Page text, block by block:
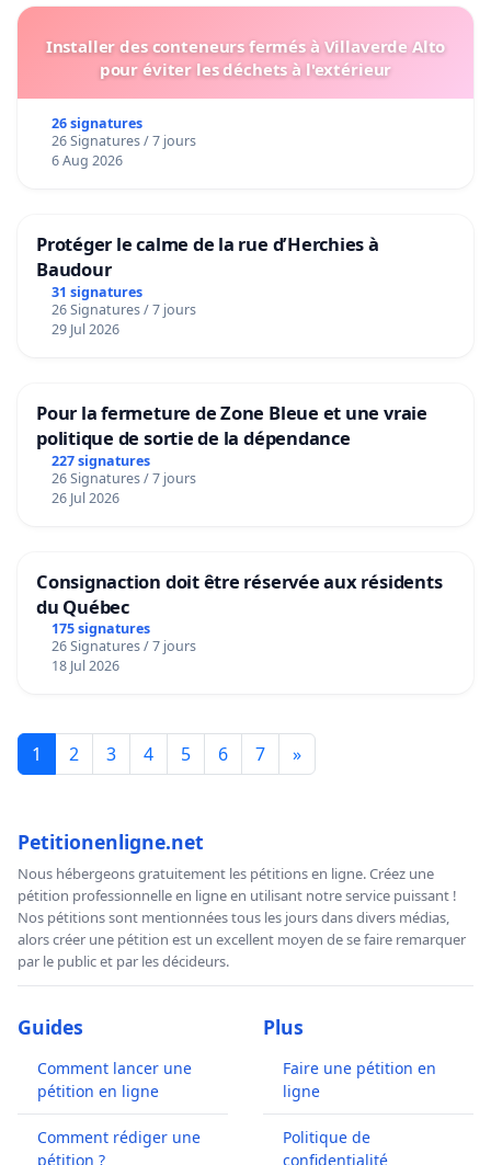
Installer des conteneurs fermés à Villaverde Alto
pour éviter les déchets à l'extérieur
26 signatures
26 Signatures / 7 jours
6 Aug 2026
Protéger le calme de la rue d’Herchies à
Baudour
31 signatures
26 Signatures / 7 jours
29 Jul 2026
Pour la fermeture de Zone Bleue et une vraie
politique de sortie de la dépendance
227 signatures
26 Signatures / 7 jours
26 Jul 2026
Consignaction doit être réservée aux résidents
du Québec
175 signatures
26 Signatures / 7 jours
18 Jul 2026
1 2 3 4 5 6 7 »
Petitionenligne.net
Nous hébergeons gratuitement les pétitions en ligne. Créez une
pétition professionnelle en ligne en utilisant notre service puissant !
Nos pétitions sont mentionnées tous les jours dans divers médias,
alors créer une pétition est un excellent moyen de se faire remarquer
par le public et par les décideurs.
Guides
Comment lancer une
pétition en ligne
Comment rédiger une
pétition ?
Plus
Faire une pétition en
ligne
Politique de
confidentialité